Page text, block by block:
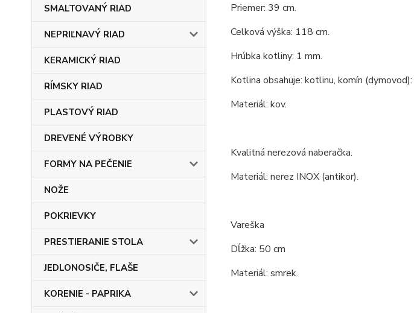
SMALTOVANÝ RIAD
NEPRIĽNAVÝ RIAD
KERAMICKÝ RIAD
RÍMSKY RIAD
PLASTOVÝ RIAD
DREVENÉ VÝROBKY
FORMY NA PEČENIE
NOŽE
POKRIEVKY
PRESTIERANIE STOLA
JEDLONOSIČE, FLAŠE
KORENIE - PAPRIKA
Priemer: 39 cm.
Celková výška: 118 cm.
Hrúbka kotliny: 1 mm.
Kotlina obsahuje: kotlinu, komín
Materiál: kov.
Kvalitná nerezová naberačka.
Materiál: nerez INOX (antikor).
Vareška
Dĺžka: 50 cm
Materiál: smrek.